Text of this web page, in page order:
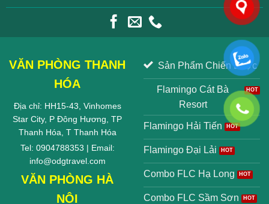
VĂN PHÒNG THANH
HÓA
Địa chỉ: HH15-43, Vinhomes
Star City, P Đông Hương, TP
Thanh Hóa, T Thanh Hóa
Tel: 0904788353 | Email:
info@odgtravel.com
VĂN PHÒNG HÀ
NỘI
Sản Phẩm Chiến Lược
Flamingo Cát Bà
Resort
Flamingo Hải Tiến
Flamingo Đại Lải
Combo FLC Hạ Long
Combo FLC Sầm Sơn